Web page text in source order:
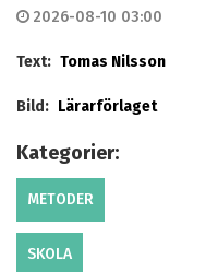
2026-08-10 03:00
Text: Tomas Nilsson
Bild: Lärarförlaget
Kategorier:
METODER
SKOLA